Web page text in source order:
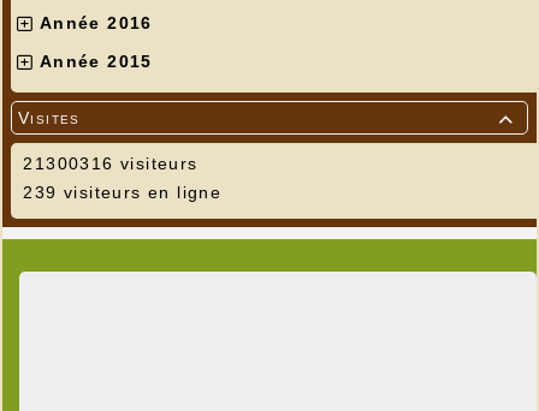
Année 2016
Année 2015

Visites
21300316 visiteurs
239 visiteurs en ligne